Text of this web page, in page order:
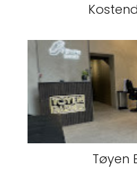
Tøyen